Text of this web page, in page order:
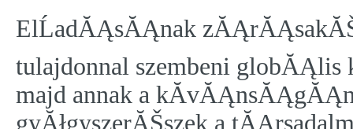
ElĹadĂĄsĂĄnak
tulajdonnal szembeni
majd annak a
gyĂłgyszerĂŠszek a